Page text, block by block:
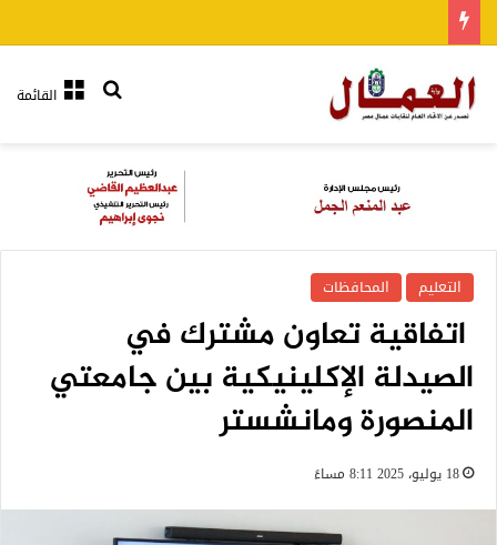
القائمةبحث عن
التعليم المحافظات
اتفاقية تعاون مشترك في
الصيدلة الإكلينيكية بين جامعتي
المنصورة ومانشستر
18 يوليو، 2025 8:11 مساءً